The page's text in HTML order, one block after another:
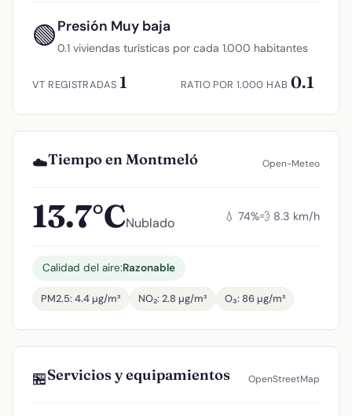
🟢Presión Muy baja
0.1 viviendas turísticas por cada 1.000 habitantes
VT REGISTRADAS 1 RATIO POR 1.000 HAB 0.1
☁️Tiempo en Montmeló Open-Meteo
13.7°CNublado 💧 74%💨 8.3 km/h
Calidad del aire:Razonable
PM2.5: 4.4 µg/m³ NO₂: 2.8 µg/m³ O₃: 86 µg/m³
🏪Servicios y equipamientos OpenStreetMap